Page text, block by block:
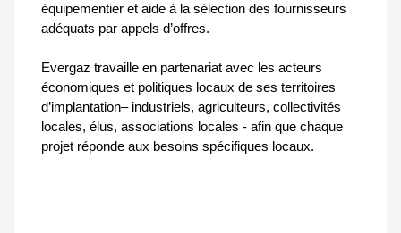
équipementier et aide à la sélection des fournisseurs
adéquats par appels d’offres.
Evergaz travaille en partenariat avec les acteurs
économiques et politiques locaux de ses territoires
d’implantation– industriels, agriculteurs, collectivités
locales, élus, associations locales - afin que chaque
projet réponde aux besoins spécifiques locaux.